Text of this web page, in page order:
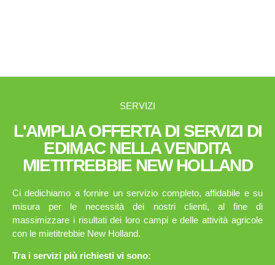
SERVIZI
L'AMPLIA OFFERTA DI SERVIZI DI
EDIMAC NELLA VENDITA
MIETITREBBIE NEW HOLLAND
Ci dedichiamo a fornire un servizio completo, affidabile e su
misura per le necessità dei nostri clienti, al fine di
massimizzare i risultati dei loro campi e delle attività agricole
con le mietitrebbie New Holland.
Tra i servizi più richiesti vi sono: